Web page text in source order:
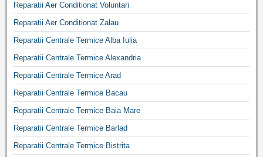
Reparatii Aer Conditionat Voluntari
Reparatii Aer Conditionat Zalau
Reparatii Centrale Termice Alba Iulia
Reparatii Centrale Termice Alexandria
Reparatii Centrale Termice Arad
Reparatii Centrale Termice Bacau
Reparatii Centrale Termice Baia Mare
Reparatii Centrale Termice Barlad
Reparatii Centrale Termice Bistrita